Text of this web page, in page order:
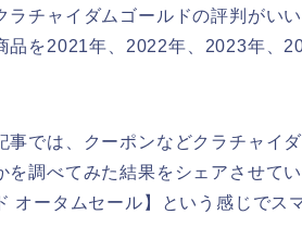
ラチャイダムゴールドの評判がい
品を2021年、2022年、2023年、
事では、クーポンなどクラチャイ
を調べてみた結果をシェアさせて
オータムセール】という感じでス